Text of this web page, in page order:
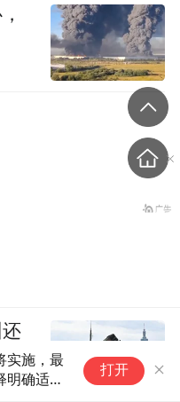
实施，最
明确适用
打开